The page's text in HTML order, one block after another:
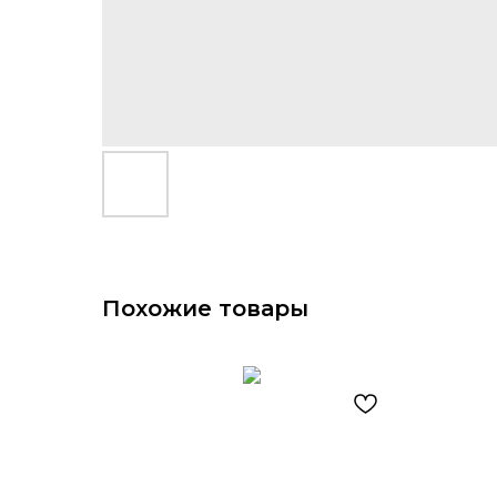
Похожие товары